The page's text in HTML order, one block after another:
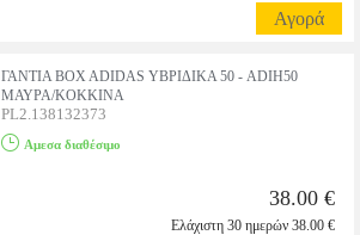
Αγορά
ΓΑΝΤΙΑ BOX ADIDAS ΥΒΡΙΔΙΚΑ 50 - ADIH50
ΜΑΥΡΑ/KOKKINA
PL2.138132373
Αμεσα διαθέσιμο
38.00 €
Ελάχιστη 30 ημερών 38.00 €